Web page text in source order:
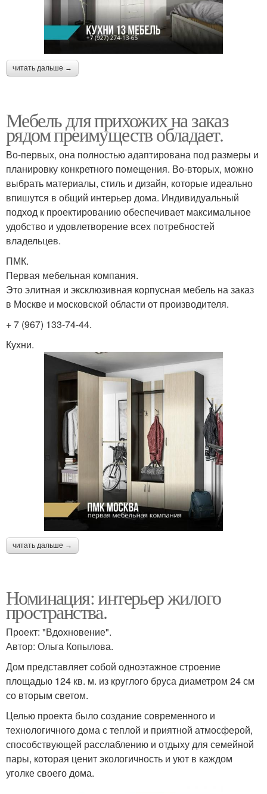
читать дальше →
Мебель для прихожих на заказ
рядом преимуществ обладает.
Во-первых, она полностью адаптирована под размеры и
планировку конкретного помещения. Во-вторых, можно
выбрать материалы, стиль и дизайн, которые идеально
впишутся в общий интерьер дома. Индивидуальный
подход к проектированию обеспечивает максимальное
удобство и удовлетворение всех потребностей
владельцев.
ПМК.
Первая мебельная компания.
Это элитная и эксклюзивная корпусная мебель на заказ
в Москве и московской области от производителя.
+ 7 (967) 133-74-44.
Кухни.
читать дальше →
Номинация: интерьер жилого
пространства.
Проект: "Вдохновение".
Автор: Ольга Копылова.
Дом представляет собой одноэтажное строение
площадью 124 кв. м. из круглого бруса диаметром 24 см
со вторым светом.
Целью проекта было создание современного и
технологичного дома с теплой и приятной атмосферой,
способствующей расслаблению и отдыху для семейной
пары, которая ценит экологичность и уют в каждом
уголке своего дома.